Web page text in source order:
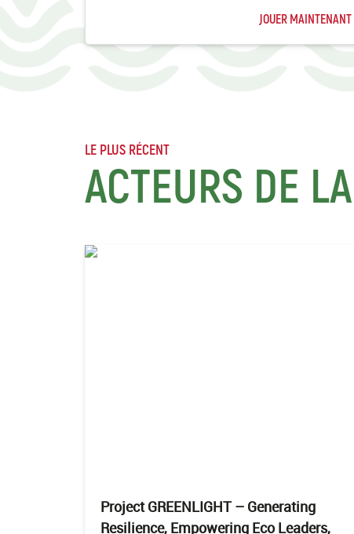
JOUER MAINTENANT
LE PLUS RÉCENT
ACTEURS DE
Project GREENLIGHT – Generating
Resilience, Empowering Eco Leaders,